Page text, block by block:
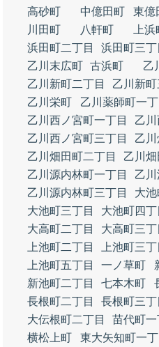
高砂町
中億田町 東億
川田町
八軒町 上
浜田町二丁目
浜田町三丁
乙川末広町 古浜町
乙
乙川新町二丁目
乙川新町
乙川栄町
乙川薬師町一丁
乙川西ノ宮町一丁目
乙
乙川西ノ宮町三丁目
乙川
乙川畑田町二丁目
乙川畑
乙川源内林町一丁目
乙
乙川源内林町三丁目
大池
大池町三丁目
大池町四丁
大高町二丁目
大高町三丁
上池町二丁目
上池町三丁
上池町五丁目
一ノ草町
新池町二丁目
七本木町
長根町二丁目
長根町三丁
大伝根町二丁目
苗代町一
横松上町
東大矢知町一丁